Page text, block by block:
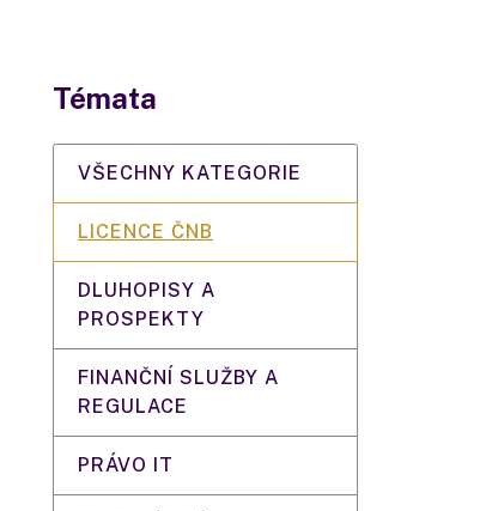
Témata
VŠECHNY KATEGORIE
LICENCE ČNB
DLUHOPISY A
PROSPEKTY
FINANČNÍ SLUŽBY A
REGULACE
PRÁVO IT